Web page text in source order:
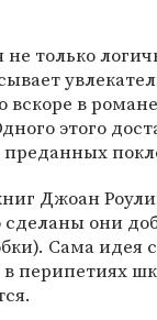
только
в
этого
Джоан
они
Сама идея
перипетиях